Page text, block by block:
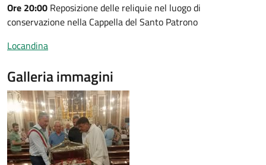
Ore 20:00 Reposizione delle reliquie nel luogo di
conservazione nella Cappella del Santo Patrono
Locandina
Galleria immagini